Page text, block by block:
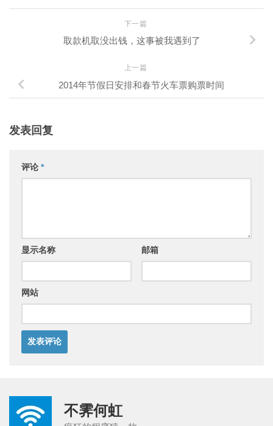
下一篇
取款机取没出钱，这事被我遇到了
上一篇
2014年节假日安排和春节火车票购票时间
发表回复
评论 *
显示名称 邮箱
网站
不霁何虹